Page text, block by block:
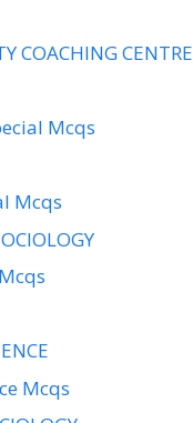
COACHING CENTRE
Mcqs
Mcqs
Mcqs